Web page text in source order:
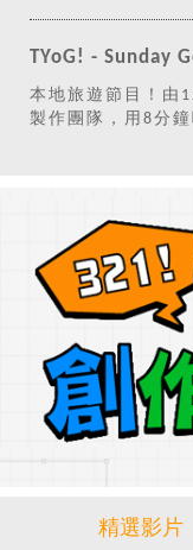
TYoG! - Sunday
本地旅遊節目！由
製作團隊，用8分
精選影片